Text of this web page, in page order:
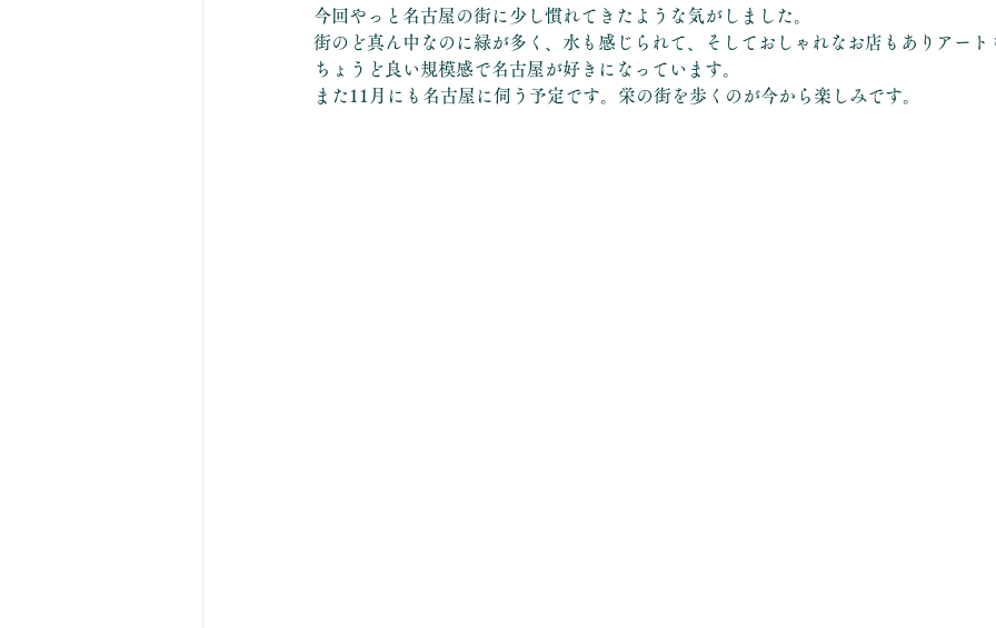
今回やっと名古屋の街に少し慣れてきたような気がしました。
街のど真ん中なのに緑が多く、水も感じられて、そしておしゃれなお店もありアート
ちょうど良い規模感で名古屋が好きになっています。
また11月にも名古屋に伺う予定です。栄の街を歩くのが今から楽しみです。